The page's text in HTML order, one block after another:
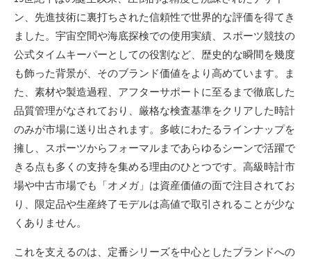
ン、先進技術に裏打ちされた信頼性で世界的な評価を得てき
ました。宇宙空間や海底探検での使用実績、スポーツ競技の
公式タイムキーパーとしての役割など、歴史的な瞬間を幾度
も飾った背景が、そのブランド価値をより高めています。ま
た、素材や製造過程、アフターサポートに至るまで徹底した
品質管理がなされており、厳格な検査基準をクリアした時計
のみが市場に送り出されます。多岐にわたるラインナップを
擁し、スポーツからフォーマルまであらゆるシーンで活躍で
きる点も多くの支持を集める理由のひとつです。高級時計市
場や中古市場でも「オメガ」は資産価値の面で注目されてお
り、限定品や生産終了モデルは高値で取引されることが少な
くありません。
これを支えるのは、定番シリーズを中心としたブランドへの